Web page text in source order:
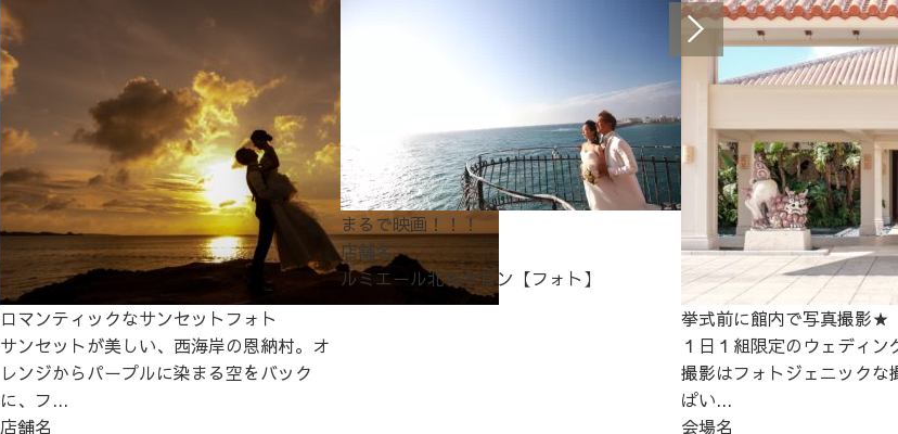
ロマンティックなサンセットフォト
サンセットが美しい、西海岸の恩納村。オ
レンジからパープルに染まる空をバック
に、フ...
店舗名
まるで映画！！！
店舗名
ルミエール北谷サロン【フォト】
挙式前に館内で写真撮影★
１日１組限定のウェディ
撮影はフォトジェニックな
ぱい...
会場名